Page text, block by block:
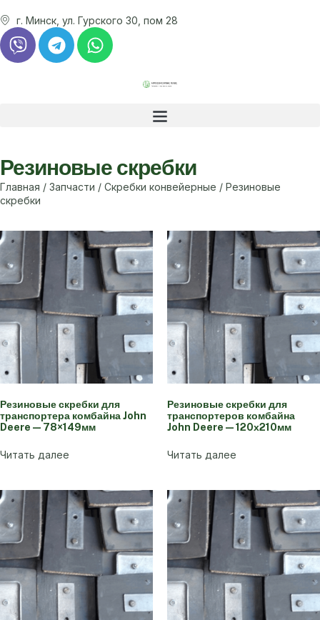
г. Минск, ул. Гурского 30, пом 28
Резиновые скребки
Главная / Запчасти / Скребки конвейерные / Резиновые
скребки
Резиновые скребки для
транспортера комбайна John
Deere — 78×149мм
Читать далее
Резиновые скребки для
транспортеров комбайна
John Deere — 120х210мм
Читать далее